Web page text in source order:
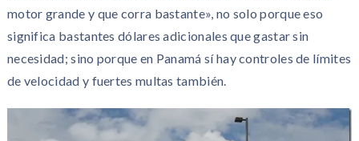
motor grande y que corra bastante», no solo porque eso
significa bastantes dólares adicionales que gastar sin
necesidad; sino porque en Panamá sí hay controles de límites
de velocidad y fuertes multas también.